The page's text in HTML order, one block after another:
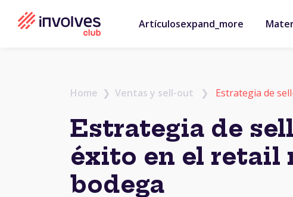
Artículosexpand_more
Home ❯ Ventas y sell-out ❯ Estrategia de
Estrategia de
éxito en el retail
bodega